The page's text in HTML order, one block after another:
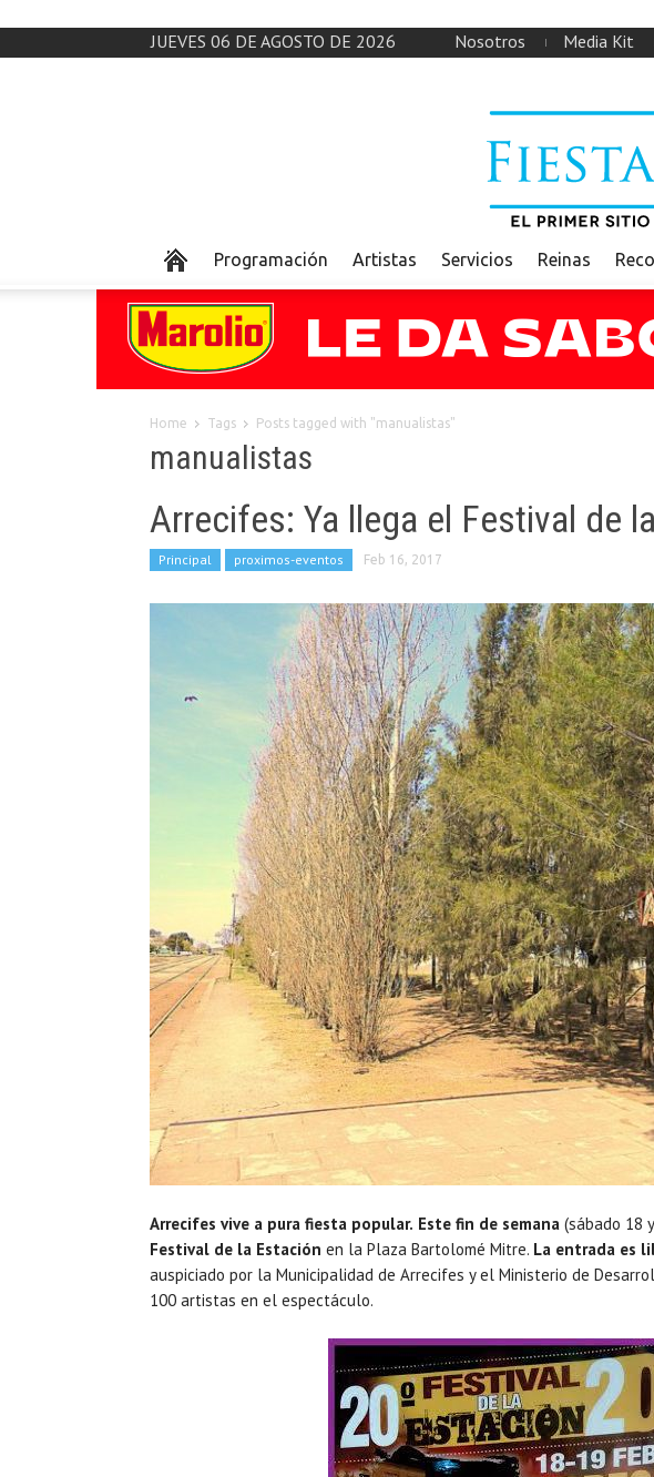
JUEVES 06 DE AGOSTO DE 2026 Nosotros Media Kit
Programación Artistas Servicios Reinas
Home Tags Posts tagged with "manualistas"
manualistas
Arrecifes: Ya llega el Festival de
Principal proximos-eventos Feb 16, 2017
Arrecifes vive a pura fiesta popular. Este fin de semana (sábado 18
Festival de la Estación en la Plaza Bartolomé Mitre. La entrada es
auspiciado por la Municipalidad de Arrecifes y el Ministerio de
100 artistas en el espectáculo.